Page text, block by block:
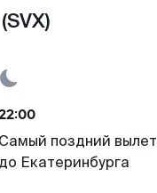
Самый поздний вылет
до Екатеринбурга